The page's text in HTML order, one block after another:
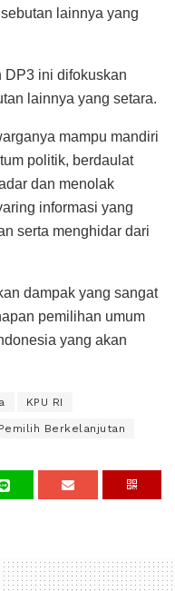
lainnya yang
DP3 ini difokuskan
lainnya yang setara.
mampu mandiri
politik, berdaulat
dan menolak
informasi yang
serta menghidar dari
dampak yang sangat
pemilihan umum
yang akan
KPU RI
Berkelanjutan